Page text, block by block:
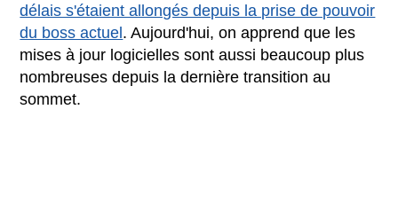
délais s'étaient allongés depuis la prise de pouvoir
du boss actuel. Aujourd'hui, on apprend que les
mises à jour logicielles sont aussi beaucoup plus
nombreuses depuis la dernière transition au
sommet.